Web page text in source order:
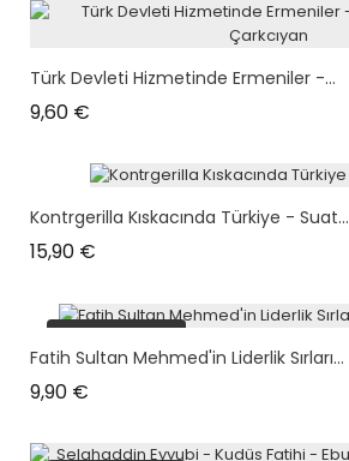
Türk Devleti Hizmetinde Ermeniler -...
9,60 €
Kontrgerilla Kıskacında Türkiye - Suat...
15,90 €
plus en stock
Fatih Sultan Mehmed'in Liderlik Sırları...
9,90 €